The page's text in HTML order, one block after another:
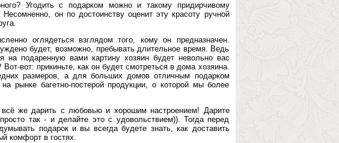
Угодить с подарком можно и такому придирчивому
он по достоинству оценит эту красоту ручной
оглядеться взглядом того, кому он предназначен.
будет, возможно, пребывать длительное время. Ведь
подаренную вами картину хозяин будет невольно вас
вот: прикиньте, как он будет смотреться в дома хозяина.
размеров, а для больших домов отличным подарком
рынке багетно-постерой продукции, о которой мы более
же дарить с любовью и хорошим настроением! Дарите
так - и делайте это с удовольствием)). Тогда перед
подарок и вы всегда будете знать, как доставить
комфорт в гостях.